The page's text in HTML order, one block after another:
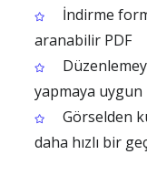
İndirme
aranabilir PDF
yapmaya uygun
Görselden
daha hızlı bir